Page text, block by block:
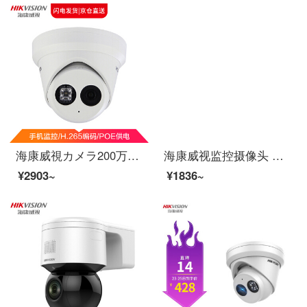
海康威視カメラ200万ネットワーク高清半球カメラPOEはオーディオカードを持っています。夜間視赤外線監視装置の携帯電話の移動監視測定3325 F-I 4 mmです。
¥2903~
海康威视监控摄像头 室内网络高清监控器安防监控探头130万非poeDS-2CD1311D-I 4mm
¥1836~